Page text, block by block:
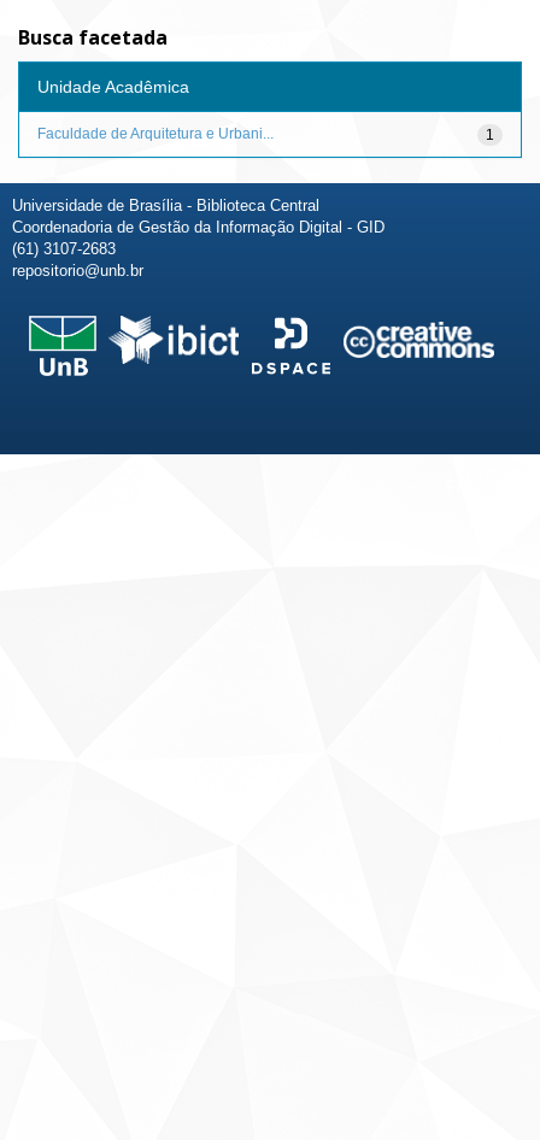
Busca facetada
Unidade Acadêmica
1
Faculdade de Arquitetura e Urbani...
Universidade de Brasília - Biblioteca Central
Coordenadoria de Gestão da Informação Digital - GID
(61) 3107-2683
repositorio@unb.br